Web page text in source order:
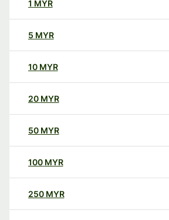
1 MYR
5 MYR
10 MYR
20 MYR
50 MYR
100 MYR
250 MYR